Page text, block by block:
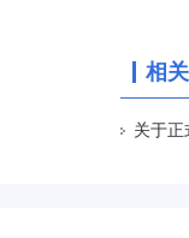
相
关于正